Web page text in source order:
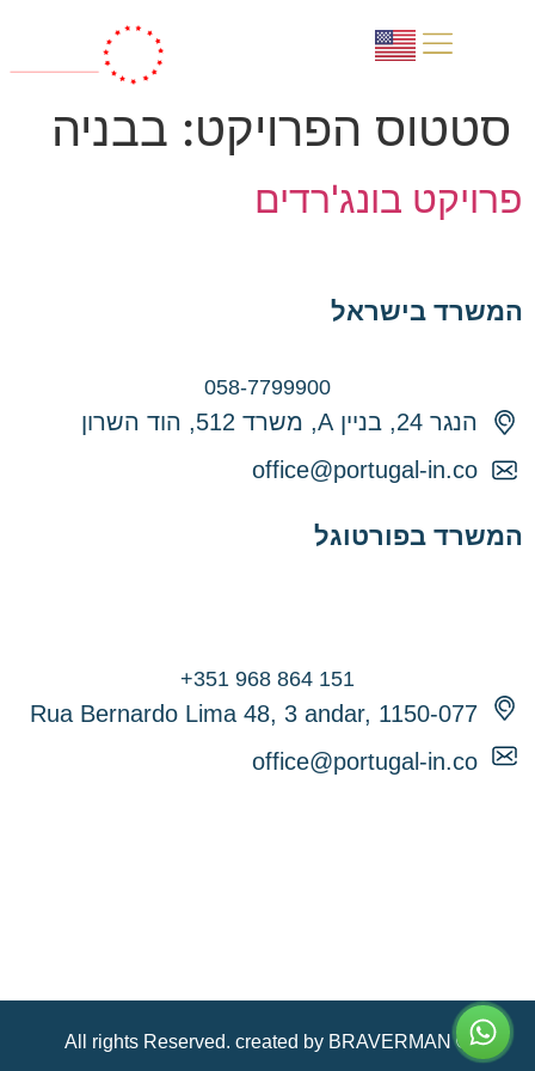
סטטוס הפרויקט: בבניה
פרויקט בונג'רדים
המשרד בישראל
058-7799900
הנגר 24, בניין A, משרד 512, הוד השרון
office@portugal-in.co
המשרד בפורטוגל
Rua Bernardo Lima 48, 3 andar, 1150-077
office@portugal-in.co
© All rights Reserved. created by BRAVERMAN